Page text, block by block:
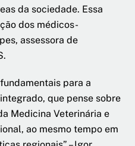
da sociedade. Essa
dos médicos-
assessora de
para a
que pense sobre
Medicina Veterinária e
ao mesmo tempo em